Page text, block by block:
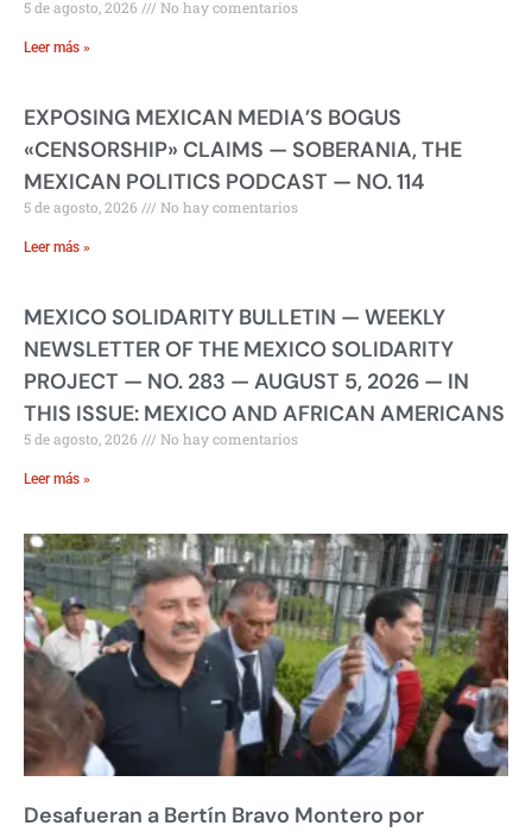
5 de agosto, 2026 No hay comentarios
Leer más »
EXPOSING MEXICAN MEDIA’S BOGUS
«CENSORSHIP» CLAIMS — SOBERANIA, THE
MEXICAN POLITICS PODCAST — NO. 114
5 de agosto, 2026 No hay comentarios
Leer más »
MEXICO SOLIDARITY BULLETIN — WEEKLY
NEWSLETTER OF THE MEXICO SOLIDARITY
PROJECT — NO. 283 — AUGUST 5, 2026 — IN
THIS ISSUE: MEXICO AND AFRICAN AMERICANS
5 de agosto, 2026 No hay comentarios
Leer más »
Desafueran a Bertín Bravo Montero por